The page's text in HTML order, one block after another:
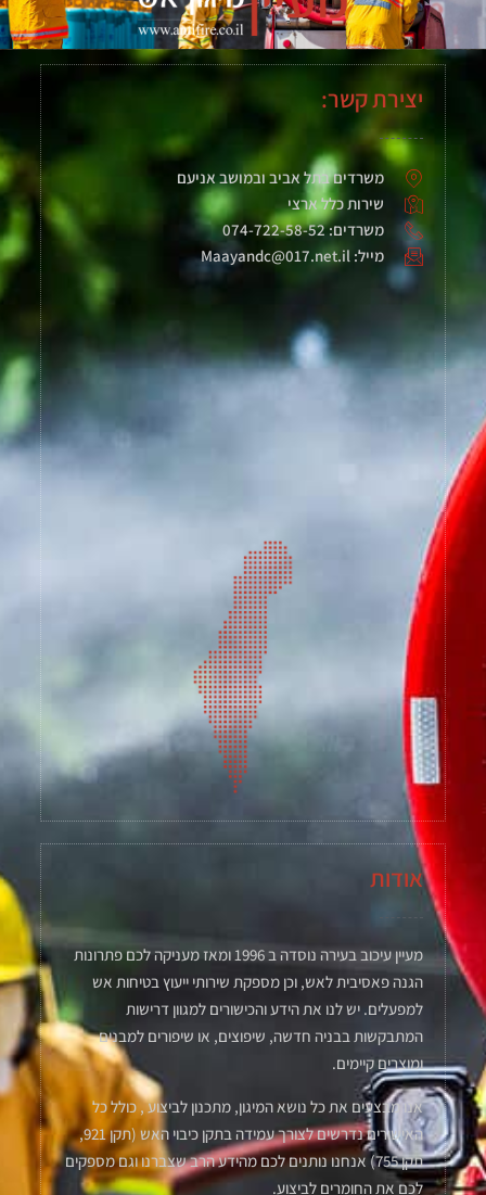
יצירת קשר:
משרדים בתל אביב ובמושב אניעם
שירות כלל ארצי
משרדים: 074-722-58-52
מייל: Maayandc@017.net.il
אודות
מעיין עיכוב בעירה נוסדה ב 1996 ומאז מעניקה לכם פתרונות
הגנה פאסיבית לאש, וכן מספקת שירותי ייעוץ בטיחות אש
למפעלים. יש לנו את הידע והכישורים למגוון דרישות
המתבקשות בבניה חדשה, שיפוצים, או שיפורים למבנים
ומוצרים קיימים.
אנו מבצעים את כל נושא המיגון, מתכנון לביצוע , כולל כל
האישורים נדרשים לצורך עמידה בתקן כיבוי האש (תקן 921,
תקן 755) אנחנו נותנים לכם מהידע הרב שצברנו וגם מספקים
לכם את החומרים לביצוע.